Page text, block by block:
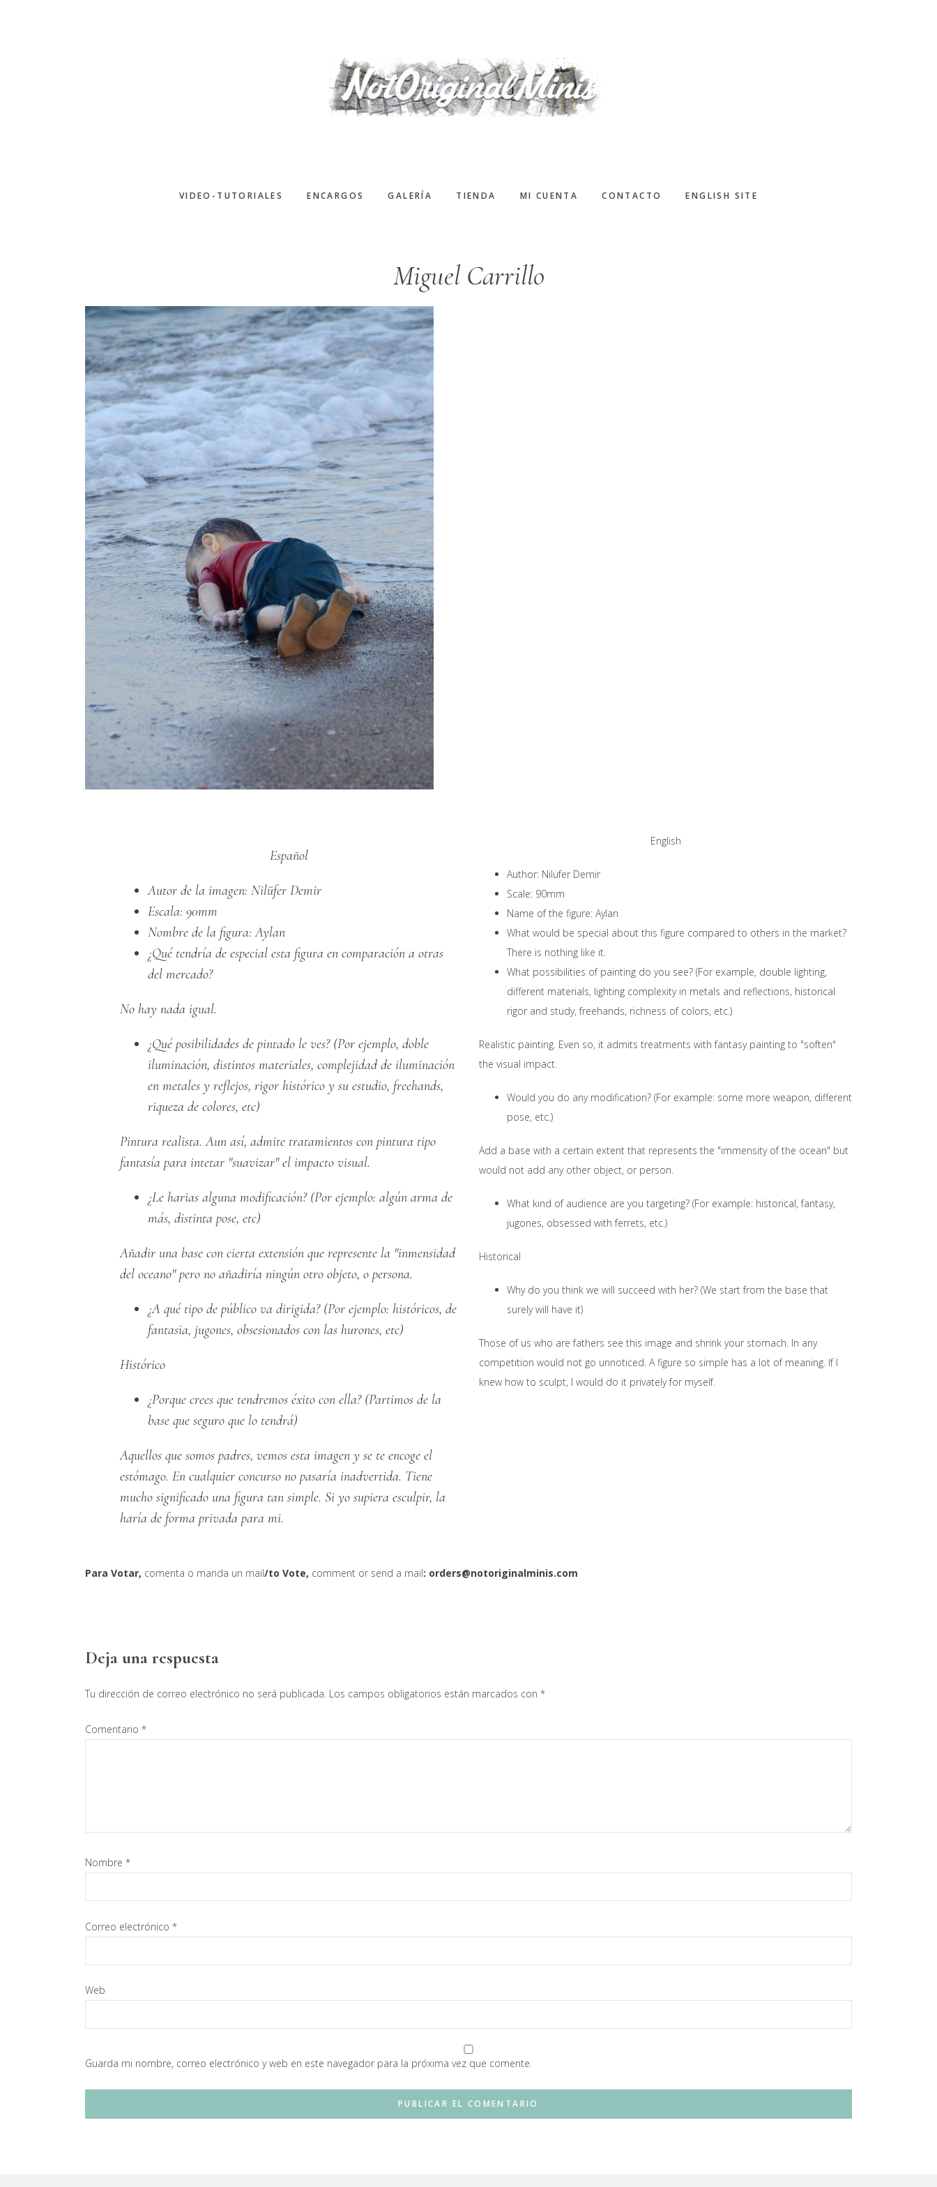
VIDEO-TUTORIALES ENCARGOS GALERÍA TIENDA MI CUENTA CONTACTO ENGLISH SITE
Miguel Carrillo
Español
Autor de la imagen: Nilüfer Demir
Escala: 90mm
Nombre de la figura: Aylan
¿Qué tendría de especial esta figura en comparación a otras
del mercado?
No hay nada igual.
¿Qué posibilidades de pintado le ves? (Por ejemplo, doble
iluminación, distintos materiales, complejidad de iluminación
en metales y reflejos, rigor histórico y su estudio, freehands,
riqueza de colores, etc)
Pintura realista. Aun así, admite tratamientos con pintura tipo
fantasía para intetar "suavizar" el impacto visual.
¿Le harias alguna modificación? (Por ejemplo: algún arma de
más, distinta pose, etc)
Añadir una base con cierta extensión que represente la "inmensidad
del oceano" pero no añadiría ningún otro objeto, o persona.
¿A qué tipo de público va dirigida? (Por ejemplo: históricos, de
fantasia, jugones, obsesionados con las hurones, etc)
Histórico
¿Porque crees que tendremos éxito con ella? (Partimos de la
base que seguro que lo tendrá)
Aquellos que somos padres, vemos esta imagen y se te encoge el
estómago. En cualquier concurso no pasaría inadvertida. Tiene
mucho significado una figura tan simple. Si yo supiera esculpir, la
haría de forma privada para mi.
English
Author: Nilüfer Demir
Scale: 90mm
Name of the figure: Aylan
What would be special about this figure compared to others in the market?
There is nothing like it.
What possibilities of painting do you see? (For example, double lighting,
different materials, lighting complexity in metals and reflections, historical
rigor and study, freehands, richness of colors, etc.)
Realistic painting. Even so, it admits treatments with fantasy painting to "soften"
the visual impact.
Would you do any modification? (For example: some more weapon, different
pose, etc.)
Add a base with a certain extent that represents the "immensity of the ocean" but
would not add any other object, or person.
What kind of audience are you targeting? (For example: historical, fantasy,
jugones, obsessed with ferrets, etc.)
Historical
Why do you think we will succeed with her? (We start from the base that
surely will have it)
Those of us who are fathers see this image and shrink your stomach. In any
competition would not go unnoticed. A figure so simple has a lot of meaning. If I
knew how to sculpt, I would do it privately for myself.
Para Votar, comenta o manda un mail/to Vote, comment or send a mail: orders@notoriginalminis.com
Interacciones
lectores
Deja una respuesta
Tu dirección de correo electrónico no será publicada. Los campos obligatorios están marcados con *
Comentario *
Nombre *
Correo electrónico *
Web
Guarda mi nombre, correo electrónico y web en este navegador para la próxima vez que comente.